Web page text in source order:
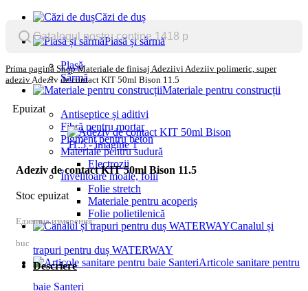
Căzi de duș
Plasă și sârmă
Plasă
Sârmă
Materiale pentru construcții
Antiseptice și aditivi
Fibră pentru mortar
Pigment pentru beton
Materiale pentru sudură
Electrozii
Învelitoare moale, folii
Folie stretch
Materiale pentru acoperiș
Folie polietilenică
Canalul și
trapuri pentru duș WATERWAY
Articole sanitare pentru
baie Santeri
Prima pagină ShopMateriale de finisaj AdeziiviAdeziiv polimeric, super
adezivAdeziv de contact KIT 50ml Bison 11.5
Epuizat
Adeziv de contact KIT 50ml Bison 11.5
Stoc epuizat
Единица измерения:
buc
Descriere